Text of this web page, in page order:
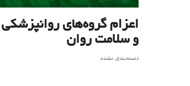
اعزام گروه‌های
و سلامت روان
دسته‌بندی نشده